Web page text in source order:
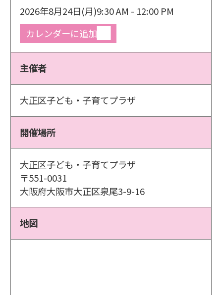
2026年8月24日(月)9:30 AM - 12:00 PM
カレンダーに追加
主催者
大正区子ども・子育てプラザ
開催場所
大正区子ども・子育てプラザ
〒551-0031
大阪府大阪市大正区泉尾3-9-16
地図